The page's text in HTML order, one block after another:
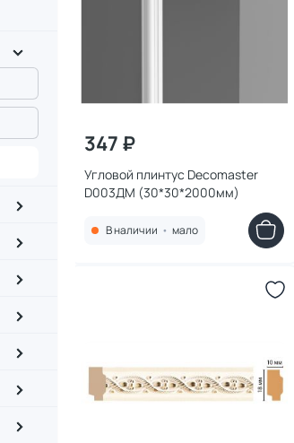
347 ₽
Угловой плинтус Decomaster
D003ДМ (30*30*2000мм)
В наличии • мало